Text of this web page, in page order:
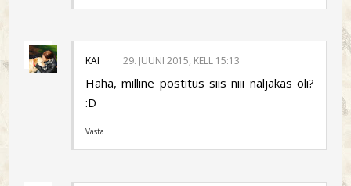
KAI 29. JUUNI 2015, KELL 15:13
Haha, milline postitus siis niii naljakas oli?
:D
Vasta